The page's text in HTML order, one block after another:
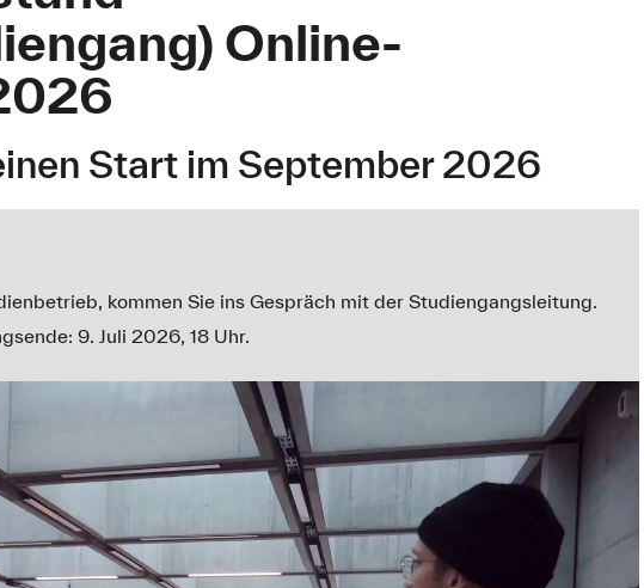
Online-
Start im September 2026
kommen Sie ins Gespräch mit der Studiengangsleitung.
9. Juli 2026, 18 Uhr.